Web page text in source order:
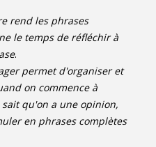
rend les phrases
le temps de réfléchir à
.
permet d'organiser et
on commence à
qu'on a une opinion,
en phrases complètes